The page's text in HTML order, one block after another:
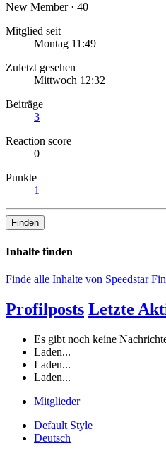
New Member · 40
Mitglied seit
Montag 11:49
Zuletzt gesehen
Mittwoch 12:32
Beiträge
3
Reaction score
0
Punkte
1
Finden
Inhalte finden
Finde alle Inhalte von Speedstar
Profilposts Letzte
Es gibt noch keine
Laden...
Laden...
Laden...
Mitglieder
Default Style
Deutsch